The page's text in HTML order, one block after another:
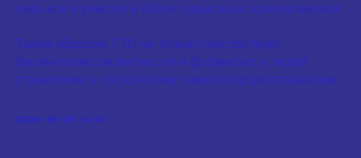
навыков и участия в более серьезных соревнованиях.
Таким образом, ГТО не только способствует
физическому развитию, но и формирует у людей
стремление к постоянному самосовершенствованию.
2025-05-05 14:47